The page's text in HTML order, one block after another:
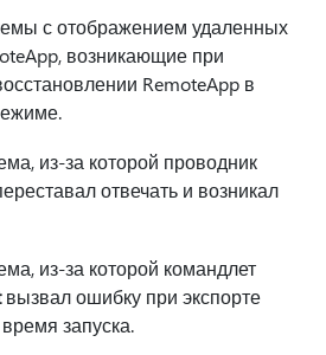
с отображением удаленных
возникающие при
RemoteApp в
из-за которой проводник
отвечать и возникал
из-за которой командлет
вызвал ошибку при экспорте
запуска.